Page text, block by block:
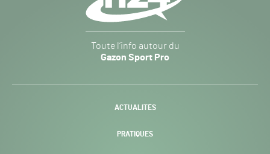
Sport
Pro
-
Toute l’info autour du
Gazon Sport Pro
ACTUALITÉS
PRATIQUES